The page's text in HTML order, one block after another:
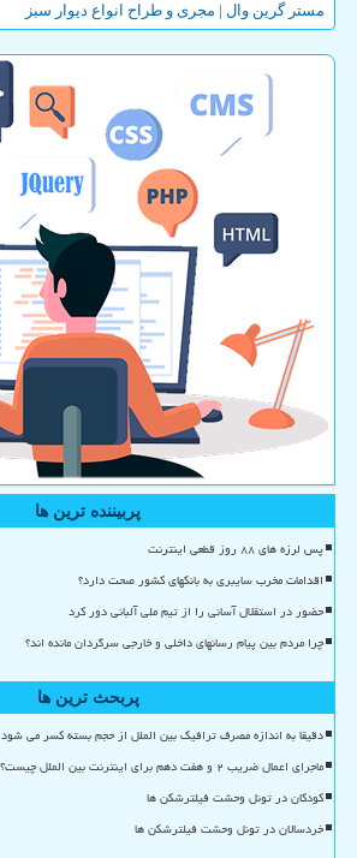
مستر گرین وال | مجری و طراح انواع دیوار سبز
پربیننده ترین ها
پس لرزه های ۸۸ روز قطعی اینترنت
اقدامات مخرب سایبری به بانکهای کشور صحت دارد؟
حضور در استقلال آسانی را از تیم ملی آلبانی دور کرد
چرا مردم بین پیام رسانهای داخلی و خارجی سرگردان مانده اند؟
پربحث ترین ها
دقیقا به اندازه مصرف ترافیک بین الملل از حجم بسته کسر می شود
ماجرای اعمال ضریب ۲ و هفت دهم برای اینترنت بین الملل چیست؟
کودکان در تونل وحشت فیلترشکن ها
خردسالان در تونل وحشت فیلترشکن ها